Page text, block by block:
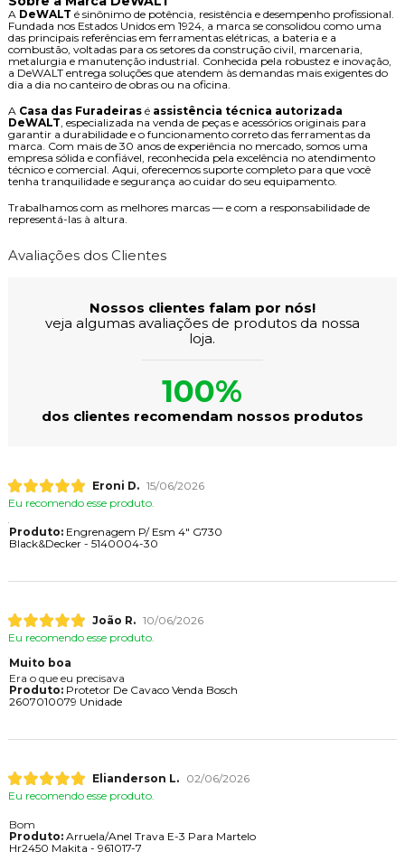
A DeWALT é sinônimo de potência, resistência e desempenho profissional.
Fundada nos Estados Unidos em 1924, a marca se consolidou como uma
das principais referências em ferramentas elétricas, a bateria e a
combustão, voltadas para os setores da construção civil, marcenaria,
metalurgia e manutenção industrial. Conhecida pela robustez e inovação,
a DeWALT entrega soluções que atendem às demandas mais exigentes do
dia a dia no canteiro de obras ou na oficina.
A Casa das Furadeirasé assistência técnica autorizada
DeWALT, especializada na venda de peças e acessórios originais para
garantir a durabilidade e o funcionamento correto das ferramentas da
marca. Com mais de 30 anos de experiência no mercado, somos uma
empresa sólida e confiável, reconhecida pela excelência no atendimento
técnico e comercial. Aqui, oferecemos suporte completo para que você
tenha tranquilidade e segurança ao cuidar do seu equipamento.
Trabalhamos com as melhores marcas — e com a responsabilidade de
representá-las à altura.
Avaliações dos Clientes
Nossos clientes falam por nós!
veja algumas avaliações de produtos da nossa
loja.
100%
dos clientes recomendam nossos produtos
Eroni D. 15/06/2026
Eu recomendo esse produto.
Produto:Engrenagem P/ Esm 4" G730
Black&Decker - 5140004-30
João R. 10/06/2026
Eu recomendo esse produto.
Muito boa
Era o que eu precisava
Produto:Protetor De Cavaco Venda Bosch
2607010079 Unidade
Elianderson L.
02/06/2026
Eu recomendo esse produto.
Bom
Produto:Arruela/Anel Trava E-3 Para Martelo
Hr2450 Makita - 961017-7